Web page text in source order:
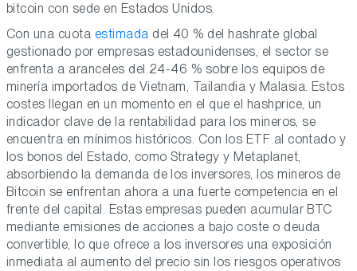
bitcoin con sede en Estados Unidos.
Con una cuota estimada del 40 % del hashrate global
gestionado por empresas estadounidenses, el sector se
enfrenta a aranceles del 24-46 % sobre los equipos de
minería importados de Vietnam, Tailandia y Malasia. Estos
costes llegan en un momento en el que el hashprice, un
indicador clave de la rentabilidad para los mineros, se
encuentra en mínimos históricos. Con los ETF al contado y
los bonos del Estado, como Strategy y Metaplanet,
absorbiendo la demanda de los inversores, los mineros de
Bitcoin se enfrentan ahora a una fuerte competencia en el
frente del capital. Estas empresas pueden acumular BTC
mediante emisiones de acciones a bajo coste o deuda
convertible, lo que ofrece a los inversores una exposición
inmediata al aumento del precio sin los riesgos operativos